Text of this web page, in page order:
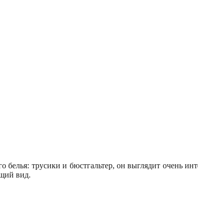
белья: трусики и бюстгальтер, он выглядит очень
вид.